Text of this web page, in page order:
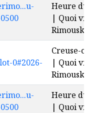
Heure du
| Quoi
Rimouski
0#2026-
Creuse-
| Quoi
Rimouski
Heure du
| Quoi